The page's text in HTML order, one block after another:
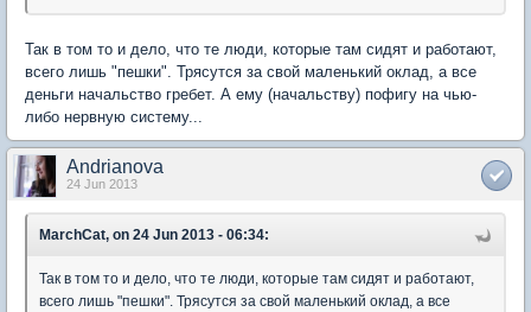
Так в том то и дело, что те люди, которые там сидят и работают,
всего лишь "пешки". Трясутся за свой маленький оклад, а все
деньги начальство гребет. А ему (начальству) пофигу на чью-
либо нервную систему...
Andrianova
24 Jun 2013
MarchCat, on 24 Jun 2013 - 06:34:
Так в том то и дело, что те люди, которые там сидят и работают,
всего лишь "пешки". Трясутся за свой маленький оклад, а все